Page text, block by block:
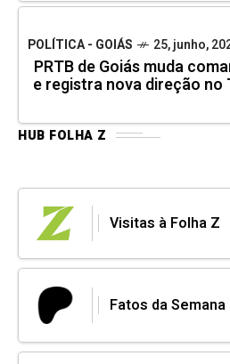
POLÍTICA - GOIÁS 25, junho,
PRTB de Goiás muda
e registra nova direção no
HUB FOLHA Z
Visitas à Folha Z
Fatos da Semana